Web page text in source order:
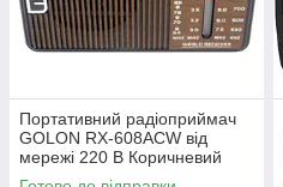
Портативний радіоприймач
GOLON RX-608ACW від
мережі 220 В Коричневий